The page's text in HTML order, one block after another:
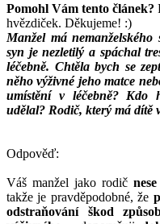
Pomohl Vám tento článek?
hvězdiček. Děkujeme! :)
Manžel má
syn je nezletilý a spáchal
léčebně. Chtěla bych se
něho výživné jeho matce
umístění v léčebně? Kdo
udělal? Rodič, který má dítě
Odpověď:
Váš manžel jako rodičnese
takže je pravděpodobné, že
odstraňování škod